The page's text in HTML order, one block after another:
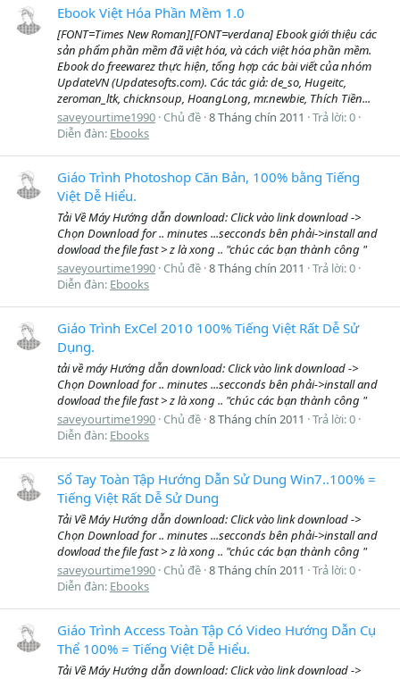
Ebook Việt Hóa Phần Mềm 1.0
[FONT=Times New Roman][FONT=verdana] Ebook giới thiệu các
sản phẩm phần mềm đã việt hóa, và cách việt hóa phần mềm.
Ebook do freewarez thực hiện, tổng hợp các bài viết của nhóm
UpdateVN (Updatesofts.com). Các tác giả: de_so, Hugeitc,
zeroman_ltk, chicknsoup, HoangLong, mr.newbie, Thích Tiền...
saveyourtime1990 Chủ đề 8 Tháng chín 2011
Trả lời: 0
Diễn đàn: Ebooks
Giáo Trình Photoshop Căn Bản, 100% bằng Tiếng
Việt Dễ Hiểu.
Tải Về Máy Hướng dẫn download: Click vào link download ->
Chọn Download for .. minutes ...secconds bên phải->install and
dowload the file fast > z là xong .. "chúc các bạn thành công "
saveyourtime1990 Chủ đề 8 Tháng chín 2011
Trả lời: 0
Diễn đàn: Ebooks
Giáo Trình ExCel 2010 100% Tiếng Việt Rất Dễ Sử
Dụng.
tải về máy Hướng dẫn download: Click vào link download ->
Chọn Download for .. minutes ...secconds bên phải->install and
dowload the file fast > z là xong .. "chúc các bạn thành công "
saveyourtime1990 Chủ đề 8 Tháng chín 2011
Trả lời: 0
Diễn đàn: Ebooks
Sổ Tay Toàn Tập Hướng Dẫn Sử Dung Win7..100% =
Tiếng Việt Rất Dễ Sử Dung
Tải Về Máy Hướng dẫn download: Click vào link download ->
Chọn Download for .. minutes ...secconds bên phải->install and
dowload the file fast > z là xong .. "chúc các bạn thành công "
saveyourtime1990 Chủ đề 8 Tháng chín 2011
Trả lời: 0
Diễn đàn: Ebooks
Giáo Trình Access Toàn Tập Có Video Hướng Dẫn Cụ
Thể 100% = Tiếng Việt Dễ Hiểu.
Tải Về Máy Hướng dẫn download: Click vào link download ->